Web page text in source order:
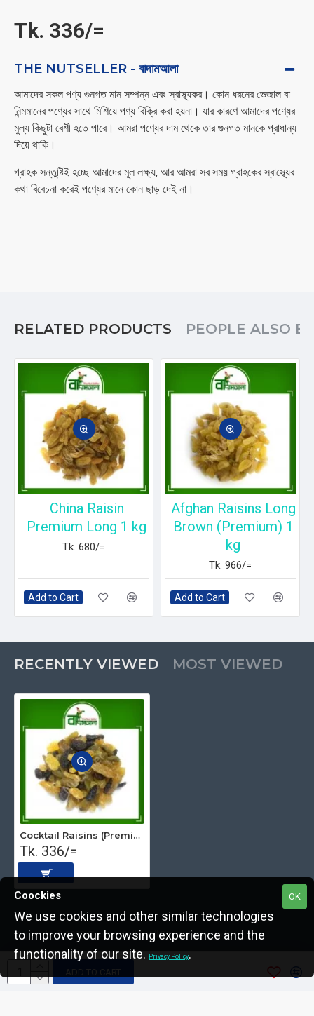
Tk. 336/=
ADD TO CART
THE NUTSELLER - বাদামআলা
আমাদের সকল পণ্য গুনগত মান সম্পন্ন এবং স্বাস্থ্যকর। কোন ধরনের ভেজাল বা
নিন্মমানের পণ্যের সাথে মিশিয়ে পণ্য বিক্রি করা হয়না। যার কারণে আমাদের পণ্যের
মুল্য কিছুটা বেশী হতে পারে। আমরা পণ্যের দাম থেকে তার গুনগত মানকে প্রাধান্য
দিয়ে থাকি।
গ্রাহক সন্তুষ্টিই হচ্ছে আমাদের মূল লক্ষ্য, আর আমরা সব সময় গ্রাহকের স্বাস্থ্যের
কথা বিবেচনা করেই পণ্যের মানে কোন ছাড় দেই না।
RELATED PRODUCTS PEOPLE ALSO
China Raisin
Premium Long 1 kg
Tk. 680/=
Add to Cart
Afghan Raisins Long
Brown (Premium) 1
kg
Tk. 966/=
Add to Cart
RECENTLY VIEWED MOST VIEWED
Cocktail Raisins (Premium) 250 gm
Tk. 336/=
Copyright © 2022, The Nut Seller, All Rights Reserved.
OK
Coockies
We use cookies and other similar technologies
to improve your browsing experience and the
functionality of our site. Privacy Policy.